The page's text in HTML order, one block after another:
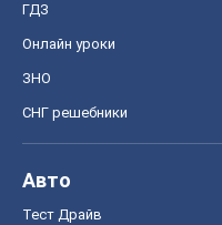
ГДЗ
Онлайн уроки
ЗНО
СНГ решебники
Авто
Тест Драйв